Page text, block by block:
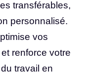
transférables,
personnalisé.
vos
renforce votre
travail en